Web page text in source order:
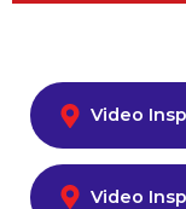
Video
Video